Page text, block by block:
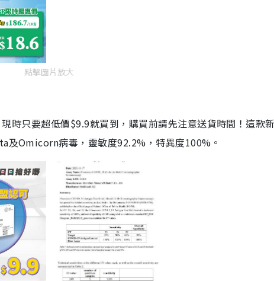
點擊圖片放大
時只要超低價$9.9就買到，購買前請先注意送貨時間！這款
及Omicorn病毒，靈敏度92.2%，特異度100%。